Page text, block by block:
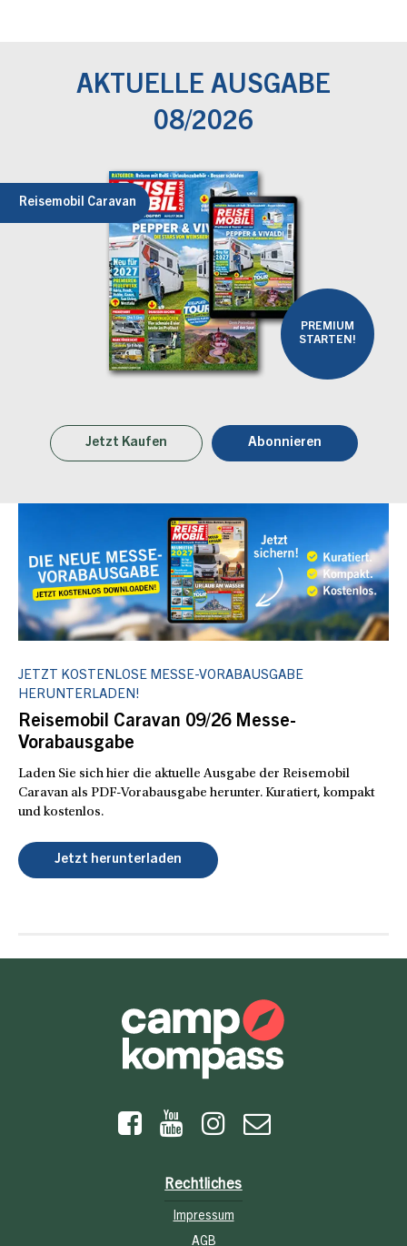
AKTUELLE AUSGABE
08/2026
Reisemobil Caravan
PREMIUM
STARTEN!
Jetzt Kaufen Abonnieren
JETZT KOSTENLOSE MESSE-VORABAUSGABE
HERUNTERLADEN!
Reisemobil Caravan 09/26 Messe-
Vorabausgabe
Laden Sie sich hier die aktuelle Ausgabe der Reisemobil
Caravan als PDF-Vorabausgabe herunter. Kuratiert, kompakt
und kostenlos.
Jetzt herunterladen
Rechtliches
Impressum
AGB